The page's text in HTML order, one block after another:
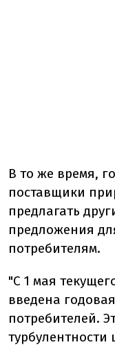
В то же время,
поставщики
предлагать
предложения
потребителям.
"С 1 мая
введена
потребителей.